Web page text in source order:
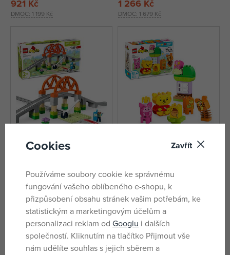
DMOC: 1 199 Kč
921 Kč
DMOC: 1 679 Kč
1 266 Kč
LEGO® DUPLO® 10426
skladem
959 Kč
720 Kč
LEGO® DUPLO® ǀ Disney 10457
skladem
469 Kč
344 Kč
Cookies Zavřít
Používáme soubory cookie ke správnému
fungování vašeho oblíbeného e-shopu, k
přizpůsobení obsahu stránek vašim potřebám, ke
statistickým a marketingovým účelům a
personalizaci reklam od Googlu i dalších
společností. Kliknutím na tlačítko Přijmout vše
nám udělíte souhlas s jejich sběrem a